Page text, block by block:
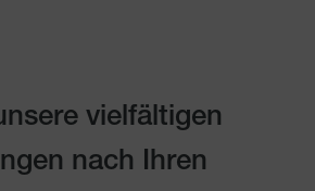
vielfältigen
nach Ihren